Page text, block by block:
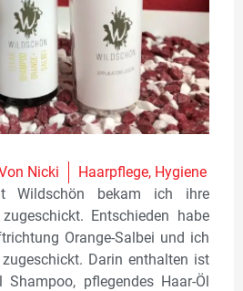
Nicki Haarpflege, Hygiene
Wildschön bekam ich ihre
Entschieden habe
Orange-Salbei und ich
Darin enthalten ist
pflegendes Haar-Öl